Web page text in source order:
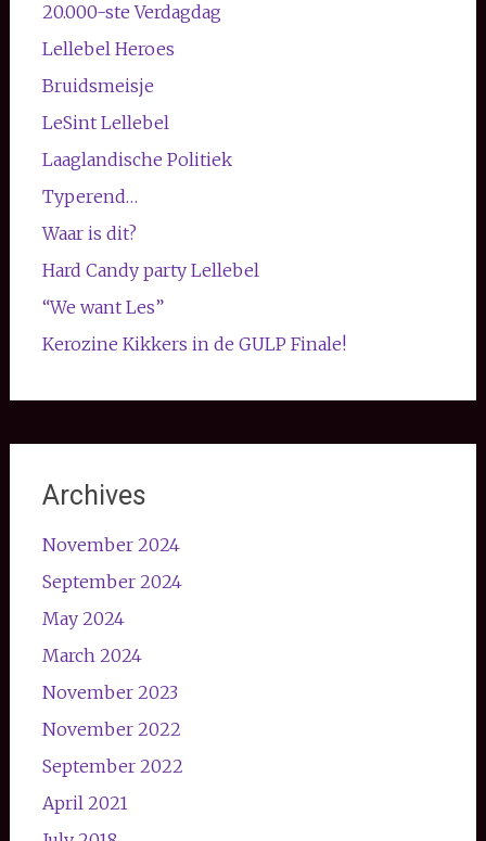
20.000-ste Verdagdag
Lellebel Heroes
Bruidsmeisje
LeSint Lellebel
Laaglandische Politiek
Typerend…
Waar is dit?
Hard Candy party Lellebel
“We want Les”
Kerozine Kikkers in de GULP Finale!
Archives
November 2024
September 2024
May 2024
March 2024
November 2023
November 2022
September 2022
April 2021